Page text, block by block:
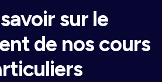
sur le
de nos cours